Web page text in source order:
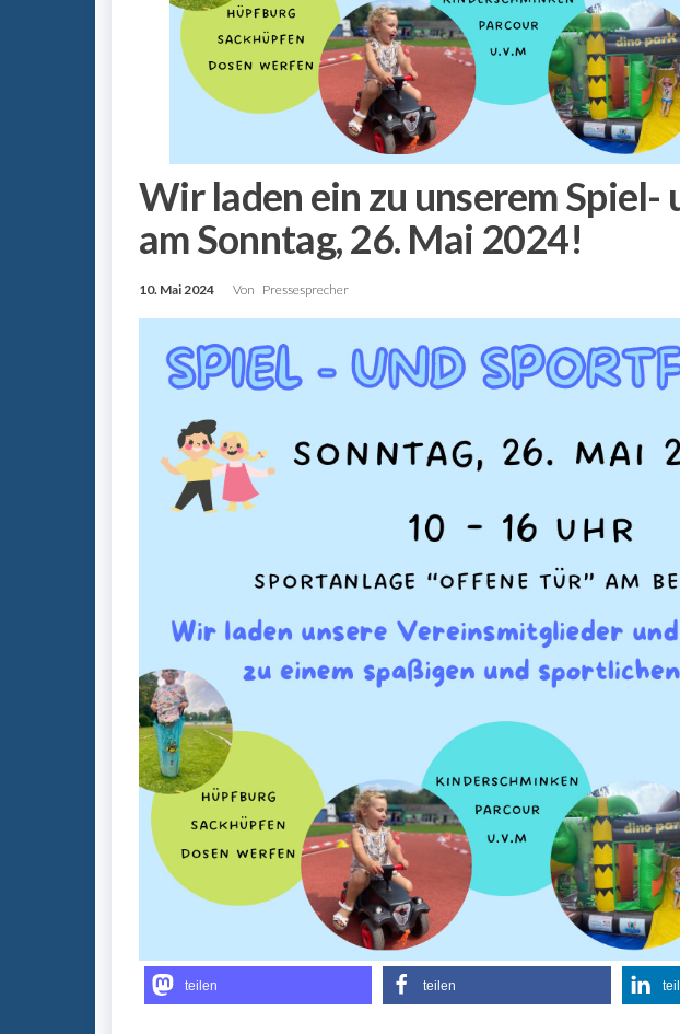
Wir laden ein zu unserem Spiel-
am Sonntag, 26. Mai 2024!
10. Mai 2024 Von Pressesprecher
teilen teilen